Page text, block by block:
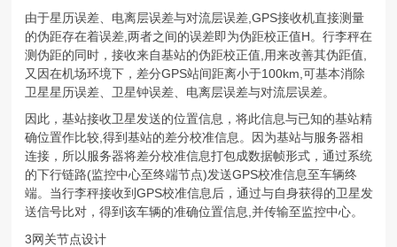
由于星历误差、电离层误差与对流层误差,GPS接收机直接测量
的伪距存在着误差,两者之间的误差即为伪距校正值H。行李秤在
测伪距的同时，接收来自基站的伪距校正值,用来改善其伪距值,
又因在机场环境下，差分GPS站间距离小于100km,可基本消除
卫星星历误差、卫星钟误差、电离层误差与对流层误差。
因此，基站接收卫星发送的位置信息，将此信息与已知的基站精
确位置作比较,得到基站的差分校准信息。因为基站与服务器相
连接，所以服务器将差分校准信息打包成数据帧形式，通过系统
的下行链路(监控中心至终端节点)发送GPS校准信息至车辆终
端。当行李秤接收到GPS校准信息后，通过与自身获得的卫星发
送信号比对，得到该车辆的准确位置信息,并传输至监控中心。
3网关节点设计